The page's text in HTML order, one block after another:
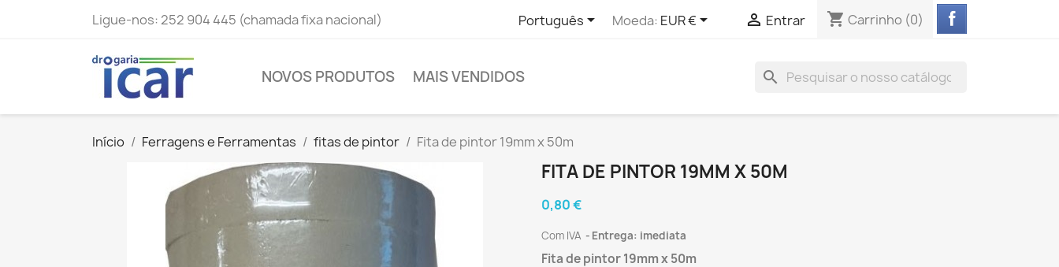
Ligue-nos: 252 904 445 (chamada fixa nacional) Português Moeda: EUR €  Entrar shopping_cart Carrinho (0)
NOVOS PRODUTOS MAIS VENDIDOS search
Início Ferragens e Ferramentas fitas de pintor Fita de pintor 19mm x 50m
FITA DE PINTOR 19MM X 50M
0,80 €
Com IVA Entrega: imediata
Fita de pintor 19mm x 50m